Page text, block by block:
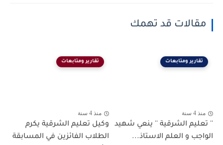
مقالات قد تهمك
تقارير ومتابعات
منذ 4 سنة
'' تعليم الشرقية '' ينعي شهيد
الواجب و العلم الاستاذ...
تقارير ومتابعات
منذ 4 سنة
وكيل تعليم الشرقية يكرم
الطلاب الفائزين في المسابقة